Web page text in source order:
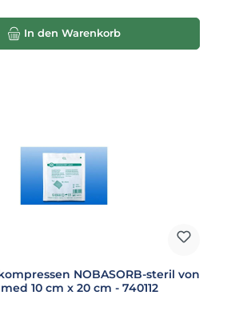
In den Warenkorb
NOBASORB-steril von
10 cm x 20 cm - 740112